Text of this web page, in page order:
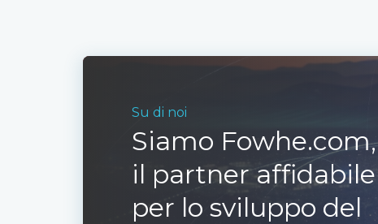
Su di noi
Siamo Fowhe.com,
il partner affidabile
per lo sviluppo del